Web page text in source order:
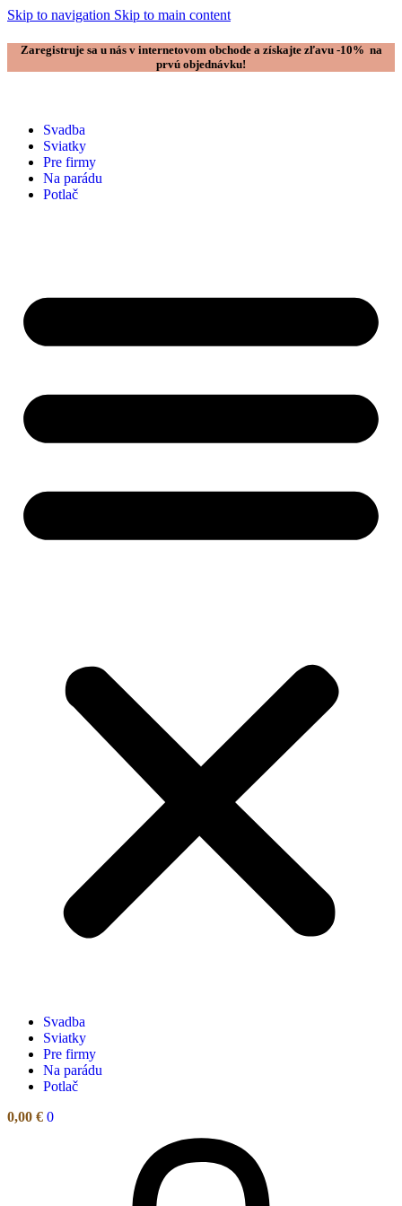
Skip to navigation Skip to main content
Zaregistruje sa u nás v internetovom obchode a získajte zľavu -10% na
prvú objednávku!
Svadba
Sviatky
Pre firmy
Na parádu
Potlač
Svadba
Sviatky
Pre firmy
Na parádu
Potlač
0,00 € 0